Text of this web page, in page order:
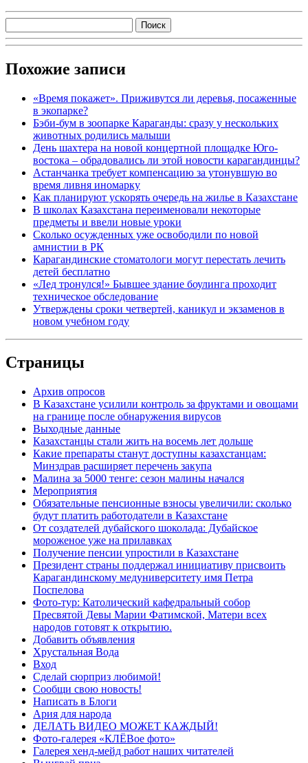
Похожие записи
«Время покажет». Приживутся ли деревья, посаженные
в экопарке?
Бэби-бум в зоопарке Караганды: сразу у нескольких
животных родились малыши
День шахтера на новой концертной площадке Юго-
востока – обрадовались ли этой новости карагандинцы?
Астанчанка требует компенсацию за утонувшую во
время ливня иномарку
Как планируют ускорять очередь на жилье в Казахстане
В школах Казахстана переименовали некоторые
предметы и ввели новые уроки
Сколько осужденных уже освободили по новой
амнистии в РК
Карагандинские стоматологи могут перестать лечить
детей бесплатно
«Лед тронулся!» Бывшее здание боулинга проходит
техническое обследование
Утверждены сроки четвертей, каникул и экзаменов в
новом учебном году
Страницы
Архив опросов
В Казахстане усилили контроль за фруктами и овощами
на границе после обнаружения вирусов
Выходные данные
Казахстанцы стали жить на восемь лет дольше
Какие препараты станут доступны казахстанцам:
Минздрав расширяет перечень закупа
Малина за 5000 тенге: сезон малины начался
Мероприятия
Обязательные пенсионные взносы увеличили: сколько
будут платить работодатели в Казахстане
От создателей дубайского шоколада: Дубайское
мороженое уже на прилавках
Получение пенсии упростили в Казахстане
Президент страны поддержал инициативу присвоить
Карагандинскому медуниверситету имя Петра
Поспелова
Фото-тур: Католический кафедральный собор
Пресвятой Девы Марии Фатимской, Матери всех
народов готовят к открытию.
Добавить объявления
Хрустальная Вода
Вход
Сделай сюрприз любимой!
Сообщи свою новость!
Написать в Блоги
Ария для народа
ДЕЛАТЬ ВИДЕО МОЖЕТ КАЖДЫЙ!
Фото-галерея «КЛЁВое фото»
Галерея хенд-мейд работ наших читателей